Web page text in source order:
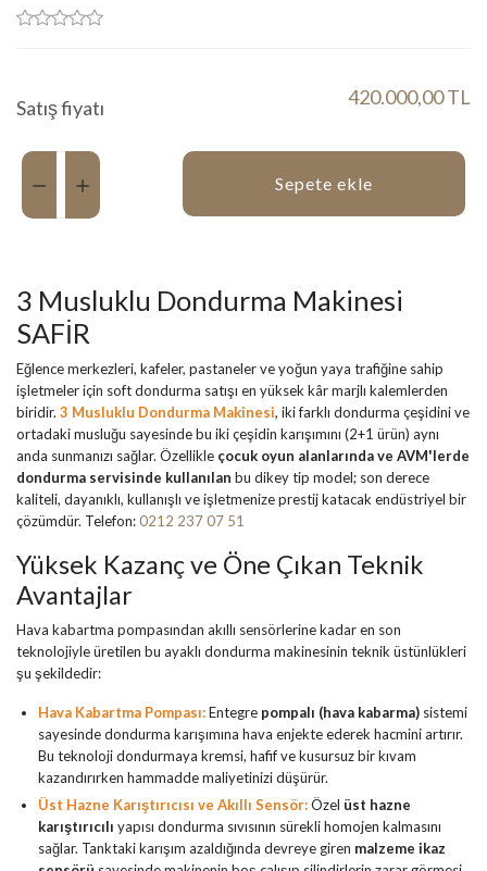
Satış fiyatı 420.000,00 TL
Miktar:
Sepete ekle
3 Musluklu Dondurma Makinesi
SAFİR
Eğlence merkezleri, kafeler, pastaneler ve yoğun yaya trafiğine sahip
işletmeler için soft dondurma satışı en yüksek kâr marjlı kalemlerden
biridir. 3 Musluklu Dondurma Makinesi, iki farklı dondurma çeşidini ve
ortadaki musluğu sayesinde bu iki çeşidin karışımını (2+1 ürün) aynı
anda sunmanızı sağlar. Özellikle çocuk oyun alanlarında ve AVM'lerde
dondurma servisinde kullanılan bu dikey tip model; son derece
kaliteli, dayanıklı, kullanışlı ve işletmenize prestij katacak endüstriyel bir
çözümdür. Telefon:0212 237 07 51
Yüksek Kazanç ve Öne Çıkan Teknik
Avantajlar
Hava kabartma pompasından akıllı sensörlerine kadar en son
teknolojiyle üretilen bu ayaklı dondurma makinesinin teknik üstünlükleri
şu şekildedir:
Hava Kabartma Pompası:Entegre pompalı (hava kabarma) sistemi
sayesinde dondurma karışımına hava enjekte ederek hacmini artırır.
Bu teknoloji dondurmaya kremsi, hafif ve kusursuz bir kıvam
kazandırırken hammadde maliyetinizi düşürür.
Üst Hazne Karıştırıcısı ve Akıllı Sensör:Özel üst hazne
karıştırıcılı yapısı dondurma sıvısının sürekli homojen kalmasını
sağlar. Tanktaki karışım azaldığında devreye giren malzeme ikaz